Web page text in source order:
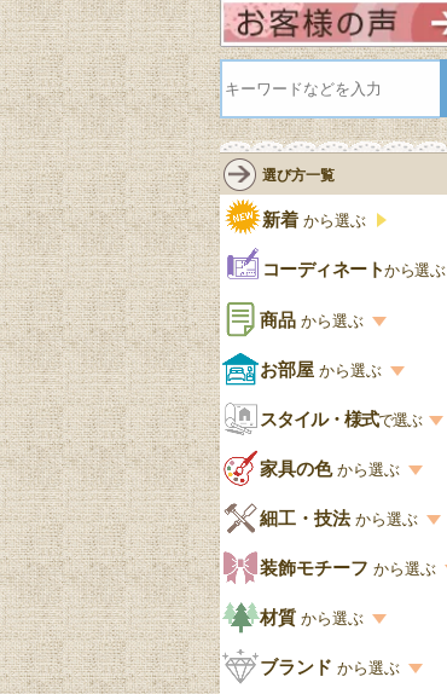
選び方一覧
新着 から選ぶ
コーディネートから選ぶ
商品 から選ぶ
商品一覧を見る
収納家具
書棚
デスクおしゃれ
食器棚おしゃれ
お部屋 から選ぶ
お部屋から選ぶ一覧
リビング
キッチン・ダイニング
スタイル・様式で選ぶ
スタイル一覧
英国アンティーク
英国クラシック
家具の色から選ぶ
家具の色一覧
カスタード色
アップルパイ色
細工・技法 から選ぶ
細工・技法の一覧
象嵌・マーケットリー
寄木・パーケットリー
装飾モチーフ から選ぶ
模様の一覧
ペディメント
材質 から選ぶ
材質の一覧
ブランド から選ぶ